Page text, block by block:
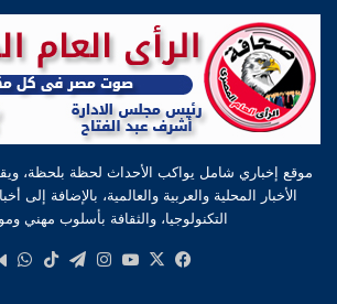
موقع إخباري شامل يواكب الأحداث لحظة بلحظة،
الأخبار المحلية والعربية والعالمية، بالإضافة إلى
التكنولوجيا، والثقافة بأسلوب مهني
فيسبوك
‫X
‫YouTube
انستقرام
تيلقرام